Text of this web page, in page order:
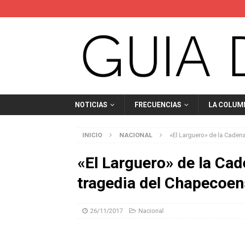
NOTICIAS FRECUENCIAS LA
INICIO NACIONAL «El Larguero» de la
«El Larguero» de la
tragedia del
26/11/2017 Nacional